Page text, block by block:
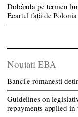
Dobânda pe termen
Ecartul față de
Noutati EBA
Bancile romanesti
Guidelines on
repayments applied